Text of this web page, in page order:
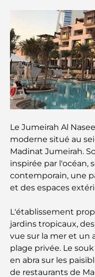
Les meilleurs
sélection pour
Comment
guide ultime
Plan directeur
norme pour la
créer équilibre
Les meilleures
paysager à
extérieurs
Palm Jebel Ali
comparaison
avisés
Le Jumeirah Al
moderne situé au
Madinat Jumeirah.
inspirée par l'océan,
contemporain, une
et des espaces
L'établissement
jardins tropicaux,
vue sur la mer et un
plage privée. Le
en abra sur les
de restaurants de